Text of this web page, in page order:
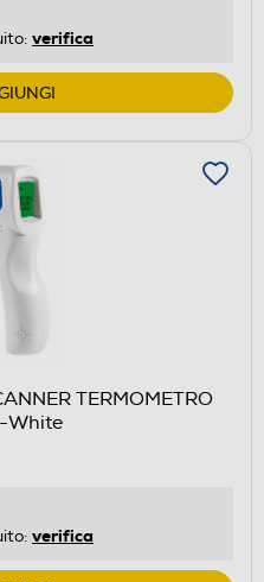
verifica
TERMOMETRO
White
verifica